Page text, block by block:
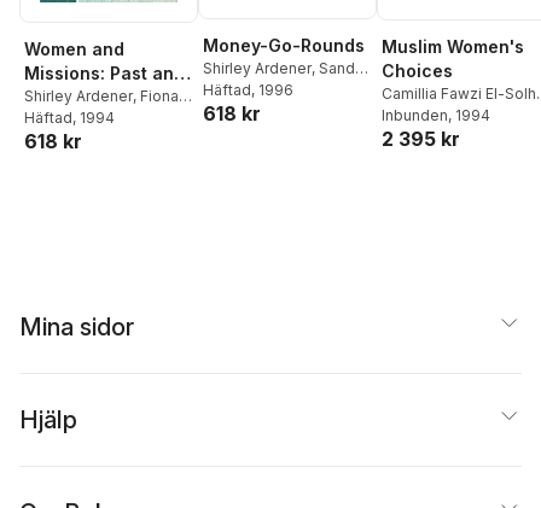
Women and
Missions: Past and
Present
Shirley Ardener, Fiona
Bowie, Deborah
Kirkwood
Häftad, 1994
618 kr
Money-Go-Rounds
Shirley Ardener, Sandra
Burman
Häftad, 1996
618 kr
Muslim Women's
Choices
Camillia Fawzi El-Solh,
Judy Mabro
Inbunden, 1994
2 395 kr
Mina sidor
Hjälp